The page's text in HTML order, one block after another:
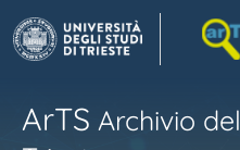
ArTS Archivio